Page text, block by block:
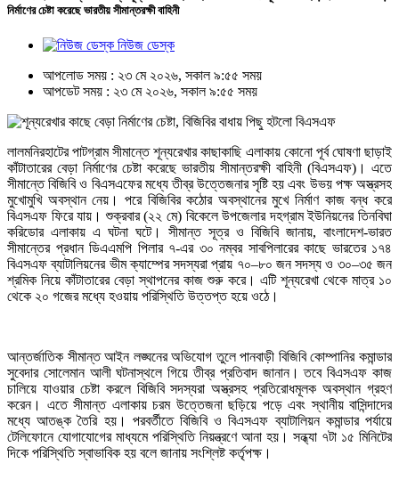
নির্মাণের চেষ্টা করেছে ভারতীয় সীমান্তরক্ষী বাহিনী
নিউজ ডেস্ক
আপলোড সময় : ২৩ মে ২০২৬, সকাল ৯:৫৫ সময়
আপডেট সময় : ২৩ মে ২০২৬, সকাল ৯:৫৫ সময়
লালমনিরহাটের পাটগ্রাম সীমান্তে শূন্যরেখার কাছাকাছি এলাকায় কোনো পূর্ব ঘোষণা ছাড়াই
কাঁটাতারের বেড়া নির্মাণের চেষ্টা করেছে ভারতীয় সীমান্তরক্ষী বাহিনী (বিএসএফ)। এতে
সীমান্তে বিজিবি ও বিএসএফের মধ্যে তীব্র উত্তেজনার সৃষ্টি হয় এবং উভয় পক্ষ অস্ত্রসহ
মুখোমুখি অবস্থান নেয়। পরে বিজিবির কঠোর অবস্থানের মুখে নির্মাণ কাজ বন্ধ করে
বিএসএফ ফিরে যায়। শুক্রবার (২২ মে) বিকেলে উপজেলার দহগ্রাম ইউনিয়নের তিনবিঘা
করিডোর এলাকায় এ ঘটনা ঘটে। সীমান্ত সূত্র ও বিজিবি জানায়, বাংলাদেশ-ভারত
সীমান্তের প্রধান ডিএএমপি পিলার ৭-এর ৩০ নম্বর সাবপিলারের কাছে ভারতের ১৭৪
বিএসএফ ব্যাটালিয়নের ভীম ক্যাম্পের সদস্যরা প্রায় ৭০–৮০ জন সদস্য ও ৩০–৩৫ জন
শ্রমিক নিয়ে কাঁটাতারের বেড়া স্থাপনের কাজ শুরু করে। এটি শূন্যরেখা থেকে মাত্র ১০
থেকে ২০ গজের মধ্যে হওয়ায় পরিস্থিতি উত্তপ্ত হয়ে ওঠে।
আন্তর্জাতিক সীমান্ত আইন লঙ্ঘনের অভিযোগ তুলে পানবাড়ী বিজিবি কোম্পানির কমান্ডার
সুবেদার সোলেমান আলী ঘটনাস্থলে গিয়ে তীব্র প্রতিবাদ জানান। তবে বিএসএফ কাজ
চালিয়ে যাওয়ার চেষ্টা করলে বিজিবি সদস্যরা অস্ত্রসহ প্রতিরোধমূলক অবস্থান গ্রহণ
করেন। এতে সীমান্ত এলাকায় চরম উত্তেজনা ছড়িয়ে পড়ে এবং স্থানীয় বাসিন্দাদের
মধ্যে আতঙ্ক তৈরি হয়। পরবর্তীতে বিজিবি ও বিএসএফ ব্যাটালিয়ন কমান্ডার পর্যায়ে
টেলিফোনে যোগাযোগের মাধ্যমে পরিস্থিতি নিয়ন্ত্রণে আনা হয়। সন্ধ্যা ৭টা ১৫ মিনিটের
দিকে পরিস্থিতি স্বাভাবিক হয় বলে জানায় সংশ্লিষ্ট কর্তৃপক্ষ।